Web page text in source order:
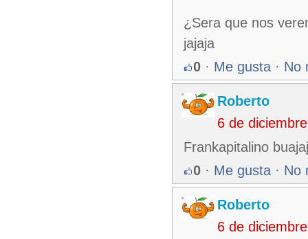
¿Sera que nos
jajaja
0 · Me gusta · No
Roberto
6 de
Frankapitalino
0 · Me gusta · No
Roberto
6 de